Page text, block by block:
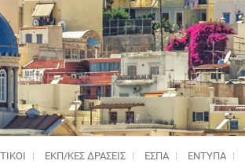
ΕΚΠ/ΚΕΣ ΔΡΑΣΕΙΣ ΕΣΠΑ ΕΝΤΥΠΑ